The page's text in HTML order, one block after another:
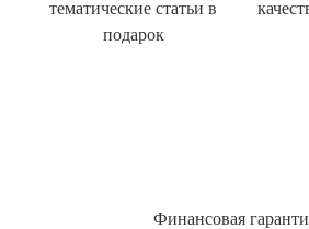
тематические статьи в
подарок
Финансовая